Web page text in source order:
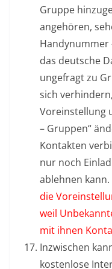
Gruppe
angehören,
Handynummer
das deutsche
ungefragt zu
sich
Voreinstellung
– Gruppen“
Kontakten
nur noch
ablehnen kann.
die
weil
mit ihnen
Inzwischen
kostenlose